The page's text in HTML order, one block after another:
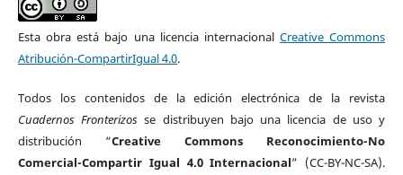
Esta obra está bajo una licencia internacional Creative Commons
Atribución-CompartirIgual 4.0.
Todos los contenidos de la edición electrónica de la revista
Cuadernos Fronterizos se distribuyen bajo una licencia de uso y
distribución “Creative Commons Reconocimiento-No
Comercial-Compartir Igual 4.0 Internacional” (CC-BY-NC-SA).